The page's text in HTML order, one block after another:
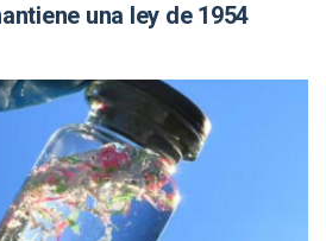
una ley de 1954